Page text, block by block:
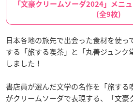
「文豪クリームソーダ2024」メニ
(全9枚)
日本各地の旅先で出会った食材を使っ
する「旅する喫茶」と「丸善ジュンク
しました！
書店員が選んだ文学の名作を「旅す
がクリームソーダで表現する、「文豪